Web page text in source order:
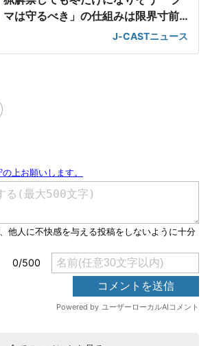
マは守るべき」の仕組みは限界寸前
J-CASTニュース